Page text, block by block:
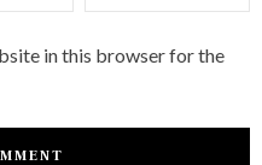
in this browser for the